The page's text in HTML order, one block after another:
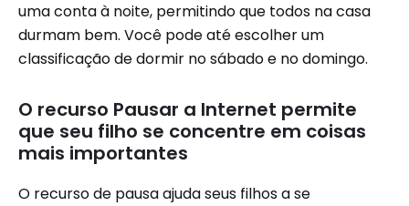
uma conta à noite, permitindo que todos na casa
durmam bem. Você pode até escolher um
classificação de dormir no sábado e no domingo.
O recurso Pausar a Internet permite
que seu filho se concentre em coisas
mais importantes
O recurso de pausa ajuda seus filhos a se